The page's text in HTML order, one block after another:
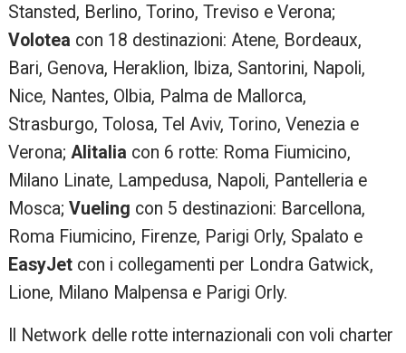
Stansted, Berlino, Torino, Treviso e Verona;
Volotea con 18 destinazioni: Atene, Bordeaux,
Bari, Genova, Heraklion, Ibiza, Santorini, Napoli,
Nice, Nantes, Olbia, Palma de Mallorca,
Strasburgo, Tolosa, Tel Aviv, Torino, Venezia e
Verona;Alitalia con 6 rotte: Roma Fiumicino,
Milano Linate, Lampedusa, Napoli, Pantelleria e
Mosca;Vueling con 5 destinazioni: Barcellona,
Roma Fiumicino, Firenze, Parigi Orly, Spalato e
EasyJet con i collegamenti per Londra Gatwick,
Lione, Milano Malpensa e Parigi Orly.
Il Network delle rotte internazionali con voli charter